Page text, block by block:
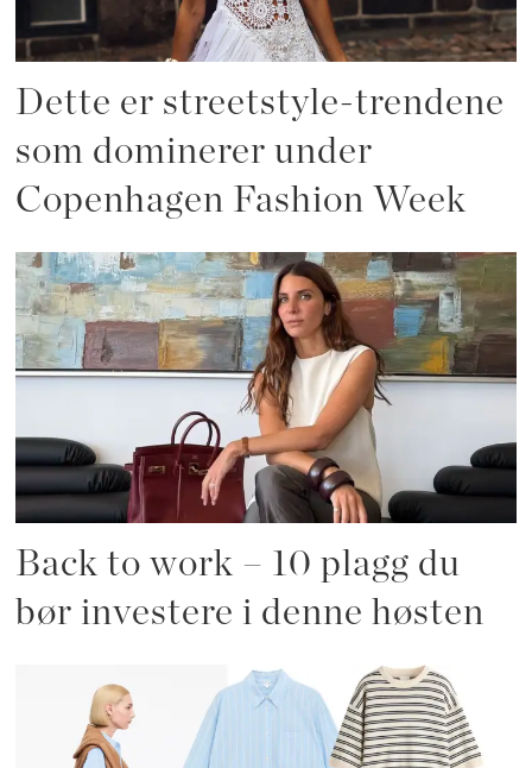
Dette er streetstyle-trendene
som dominerer under
Copenhagen Fashion Week
Back to work – 10 plagg du
bør investere i denne høsten